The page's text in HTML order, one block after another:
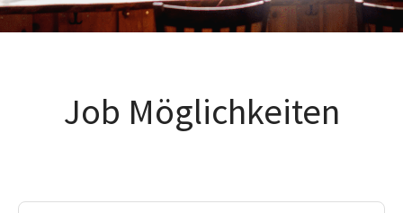
Job Möglichkeiten